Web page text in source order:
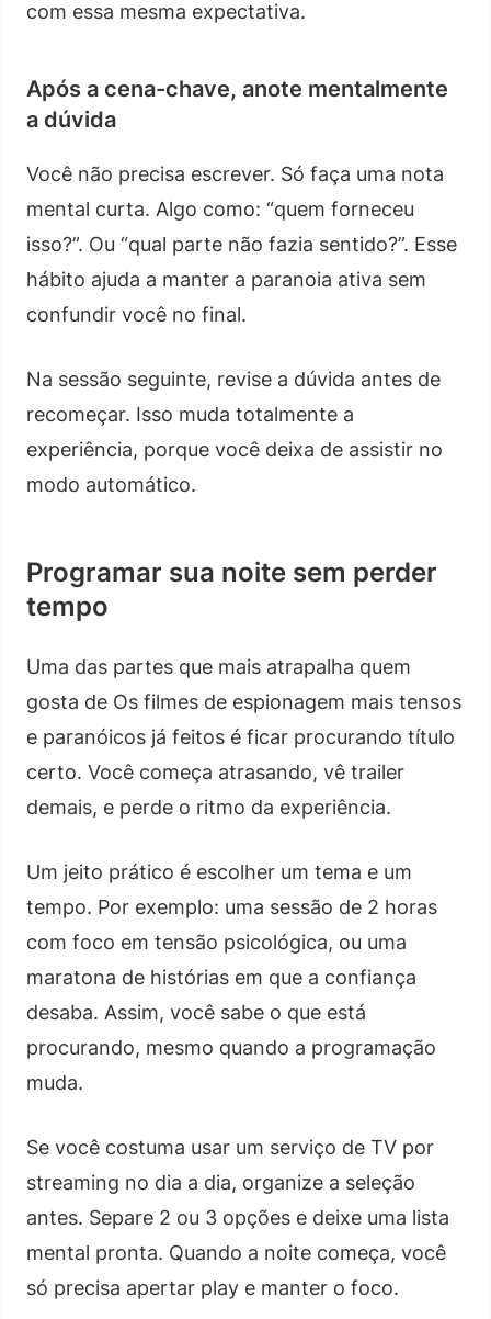
com essa mesma expectativa.
Após a cena-chave, anote mentalmente
a dúvida
Você não precisa escrever. Só faça uma nota
mental curta. Algo como: “quem forneceu
isso?”. Ou “qual parte não fazia sentido?”. Esse
hábito ajuda a manter a paranoia ativa sem
confundir você no final.
Na sessão seguinte, revise a dúvida antes de
recomeçar. Isso muda totalmente a
experiência, porque você deixa de assistir no
modo automático.
Programar sua noite sem perder
tempo
Uma das partes que mais atrapalha quem
gosta de Os filmes de espionagem mais tensos
e paranóicos já feitos é ficar procurando título
certo. Você começa atrasando, vê trailer
demais, e perde o ritmo da experiência.
Um jeito prático é escolher um tema e um
tempo. Por exemplo: uma sessão de 2 horas
com foco em tensão psicológica, ou uma
maratona de histórias em que a confiança
desaba. Assim, você sabe o que está
procurando, mesmo quando a programação
muda.
Se você costuma usar um serviço de TV por
streaming no dia a dia, organize a seleção
antes. Separe 2 ou 3 opções e deixe uma lista
mental pronta. Quando a noite começa, você
só precisa apertar play e manter o foco.